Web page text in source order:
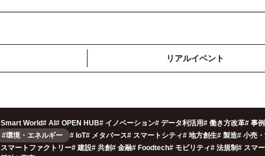
リアルイベント
Smart World# AI # OPEN HUB# イノベーション# データ利活用# 働き方改革# 事例
#環境・エネルギー
# IoT# メタバース# スマートシティ# 地方創生# 製造# 小売
スマートファクトリー# 建設# 共創# 金融# Foodtech# モビリティ# 法規制# スマ